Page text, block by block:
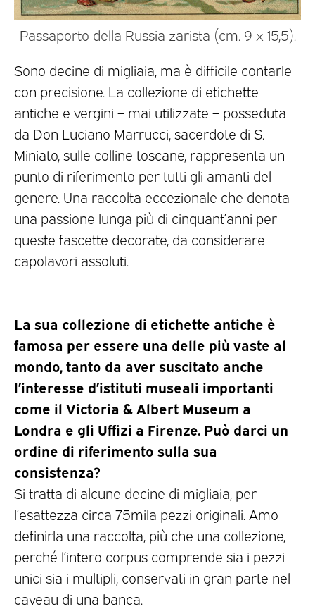
Passaporto della Russia zarista (cm. 9 x 15,5).
Sono decine di migliaia, ma è difficile contarle
con precisione. La collezione di etichette
antiche e vergini – mai utilizzate – posseduta
da Don Luciano Marrucci, sacerdote di S.
Miniato, sulle colline toscane, rappresenta un
punto di riferimento per tutti gli amanti del
genere. Una raccolta eccezionale che denota
una passione lunga più di cinquant’anni per
queste fascette decorate, da considerare
capolavori assoluti.
La sua collezione di etichette antiche è
famosa per essere una delle più vaste al
mondo, tanto da aver suscitato anche
l’interesse d’istituti museali importanti
come il Victoria & Albert Museum a
Londra e gli Uffizi a Firenze. Può darci un
ordine di riferimento sulla sua
consistenza?
Si tratta di alcune decine di migliaia, per
l’esattezza circa 75mila pezzi originali. Amo
definirla una raccolta, più che una collezione,
perché l’intero corpus comprende sia i pezzi
unici sia i multipli, conservati in gran parte nel
caveau di una banca.